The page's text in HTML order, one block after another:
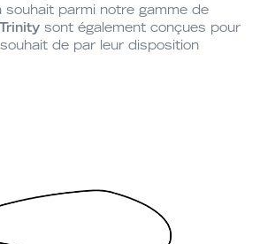
souhait parmi notre gamme de
sont également conçues pour
de par leur disposition